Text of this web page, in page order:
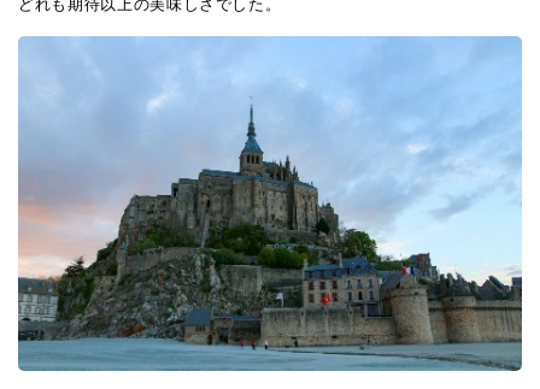
どれも期待以上の美味しさでした。